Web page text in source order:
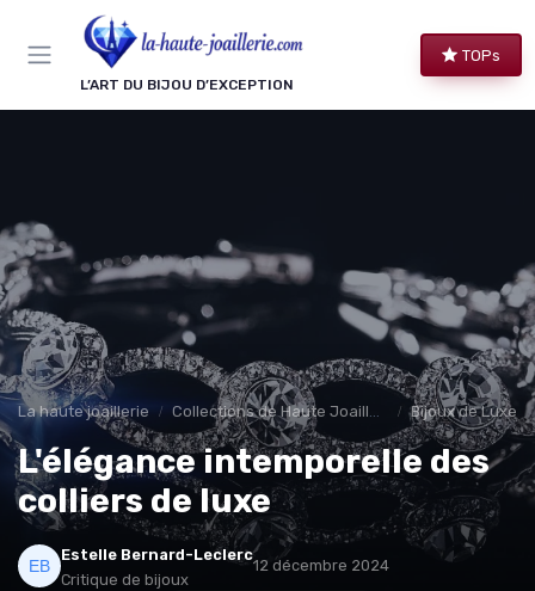
L’ART DU BIJOU D’EXCEPTION
TOPs
La haute joaillerie Collections de Haute Joaillerie Bijoux de Luxe
L'élégance intemporelle des
colliers de luxe
Estelle Bernard-Leclerc
Critique de bijoux
12 décembre 2024
Panneau de gestion des cookies